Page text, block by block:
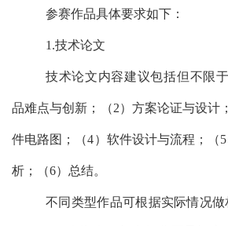
参赛作品具体要求如下：
1.技术论文
技术论文内容建议包括但不限
品难点与创新；（2）方案论证与设计
件电路图；（4）软件设计与流程；（5
析；（6）总结。
不同类型作品可根据实际情况